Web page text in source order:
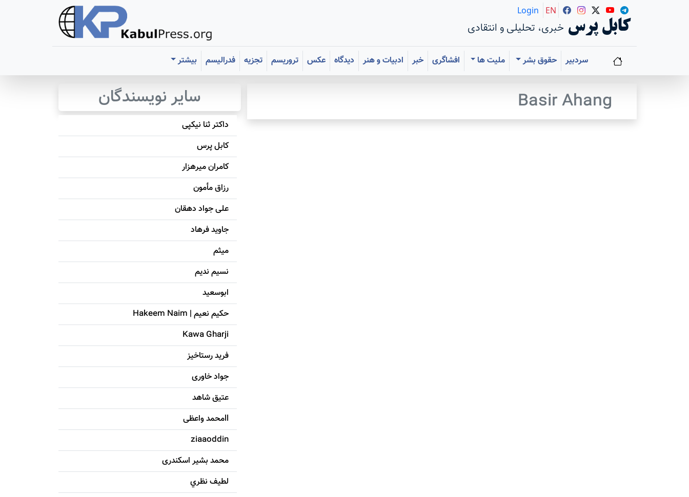
کابل پرس خبری، تحلیلی و انتقادی
Login EN
سردبیر حقوق بشر ملیت ها افشاگری خبر ادبیات و هنر دیدگاه عکس تروریسم تجزیه فدرالیسم بیشتر
Basir Ahang سایر نویسندگان
داکتر ثنا نیکپی
کابل پرس
کامران میرهزار
رزاق مأمون
علی جواد دهقان
جاويد فرهاد
میثم
نسیم ندیم
ابوسعيد
حکيم نعيم | Hakeem Naim
Kawa Gharji
فرید رستاخیز
جواد خاوری
عتیق شاهد
llمحمد واعظی
ziaaoddin
محمد بشیر اسکندری
لطيف نظري